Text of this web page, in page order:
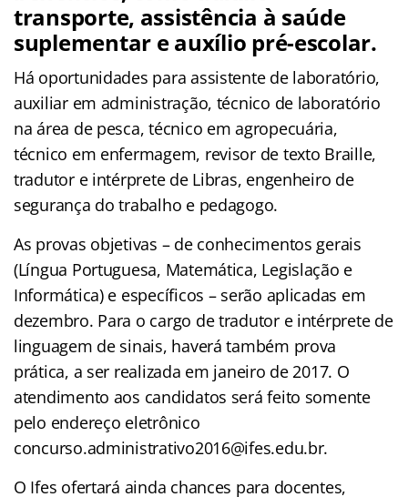
transporte, assistência à saúde
suplementar e auxílio pré-escolar.
Há oportunidades para assistente de laboratório,
auxiliar em administração, técnico de laboratório
na área de pesca, técnico em agropecuária,
técnico em enfermagem, revisor de texto Braille,
tradutor e intérprete de Libras, engenheiro de
segurança do trabalho e pedagogo.
As provas objetivas – de conhecimentos gerais
(Língua Portuguesa, Matemática, Legislação e
Informática) e específicos – serão aplicadas em
dezembro. Para o cargo de tradutor e intérprete de
linguagem de sinais, haverá também prova
prática, a ser realizada em janeiro de 2017. O
atendimento aos candidatos será feito somente
pelo endereço eletrônico
concurso.administrativo2016@ifes.edu.br.
O Ifes ofertará ainda chances para docentes,